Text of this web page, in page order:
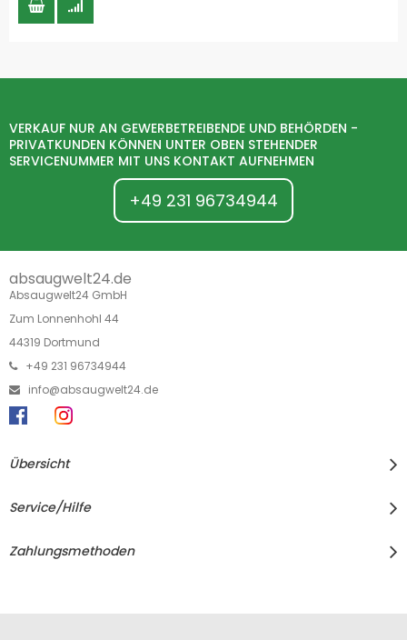
VERKAUF NUR AN GEWERBETREIBENDE UND BEHÖRDEN -
PRIVATKUNDEN KÖNNEN UNTER OBEN STEHENDER
SERVICENUMMER MIT UNS KONTAKT AUFNEHMEN
+49 231 96734944
absaugwelt24.de
Absaugwelt24 GmbH
Zum Lonnenhohl 44
44319 Dortmund
+49 231 96734944
info@absaugwelt24.de
Übersicht
Service/Hilfe
Zahlungsmethoden